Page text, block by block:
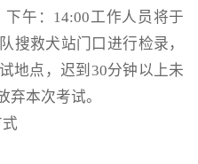
下午：14:00工作人员将于
搜救犬站门口进行检录，
地点，迟到30分钟以上未
弃本次考试。